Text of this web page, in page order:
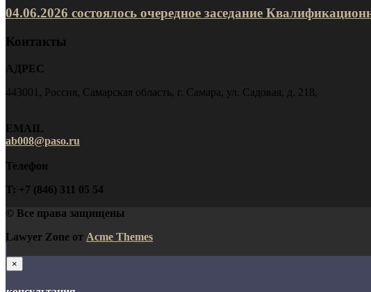
04.06.2026 состоялось очередное заседание
Контакты
АДРЕС
443001, Россия, Самарская область, г. Самара, ул. Садовая, д. 218,
EMAIL
ab008@paso.ru
Телефон
T: +7 (846) 311 05 54
© Все права защищены
Lawyer Zone от Acme Themes
×